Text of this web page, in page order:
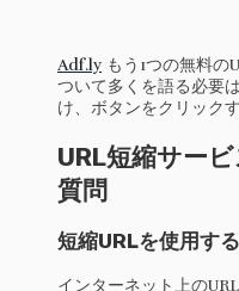
Adf.lyもう1つの無料の
ついて多くを語る必要
け、ボタンをクリック
URL短縮サー
質問
短縮URLを使用す
インターネット上の